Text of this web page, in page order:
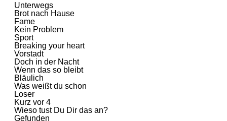
Unterwegs
Brot nach Hause
Fame
Kein Problem
Sport
Breaking your heart
Vorstadt
Doch in der Nacht
Wenn das so bleibt
Bläulich
Was weißt du schon
Loser
Kurz vor 4
Wieso tust Du Dir das an?
Gefunden